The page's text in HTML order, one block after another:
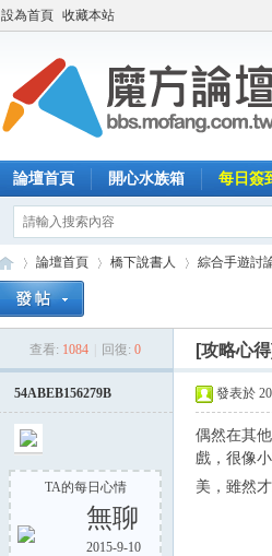
設為首頁 收藏本站
論壇首頁 開心水族箱 每日簽
論壇首頁 橋下說書人 綜合手遊討
查看: 1084 回復: 0 [攻略心
54ABEB156279B
TA的每日心情
無聊
2015-9-10
發表於
偶然在其
戲，很像
美，雖然